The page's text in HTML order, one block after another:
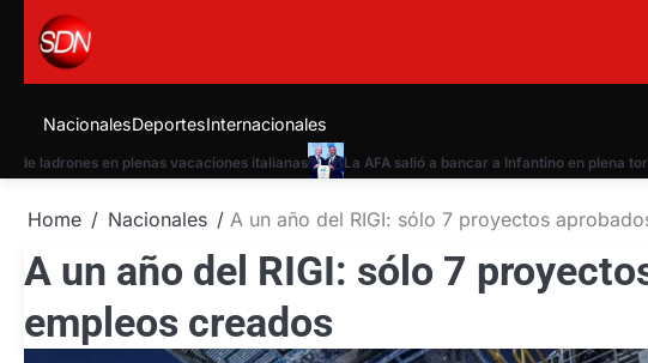
content
NacionalesDeportesInternacionales
ladrones en plenas vacaciones italianas La AFA salió a bancar a Infantino en plena
Home Nacionales A un año del RIGI: sólo 7 proyectos
A un año del RIGI: sólo 7
empleos creados